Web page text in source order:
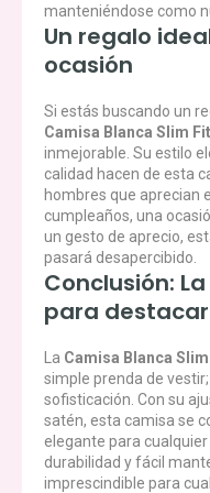
manteniéndose como
Un regalo
ocasión
Si estás buscando un
Camisa Blanca Slim
inmejorable. Su estilo
calidad hacen de esta
hombres que aprecian
cumpleaños, una
un gesto de aprecio,
pasará desapercibido.
Conclusión:
para
La Camisa Blanca
simple prenda de
sofisticación. Con su
satén, esta camisa se
elegante para
durabilidad y fácil
imprescindible para